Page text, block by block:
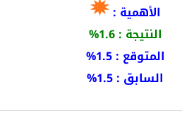
الأهمية :
النتيجة : 1.6%
المتوقع : 1.5%
السابق : 1.5%